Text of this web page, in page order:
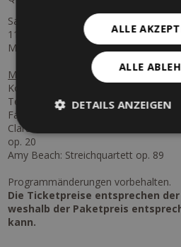
Samstag, 05.09.2026
11:00 Uhr
Meran - Stadttheater
Mit Werken von:
Komponistinnen in Meran und Südtirol
Teresa Carreño: Streichquartett in h-
Fanny Mendelssohn: Streichquartett in
Clara Wieck: Variationen über ein
op. 20
Amy Beach: Streichquartett op. 89
Programmänderungen vorbehalten.
Die Ticketpreise entsprechen
weshalb der Paketpreis
kann.
ALLE
ALLE
DETAILS ANZEIGEN